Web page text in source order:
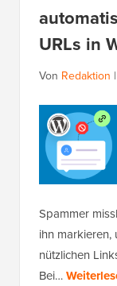
URLs in
Von Redaktion |
Spammer
ihn markieren,
nützlichen
Bei…